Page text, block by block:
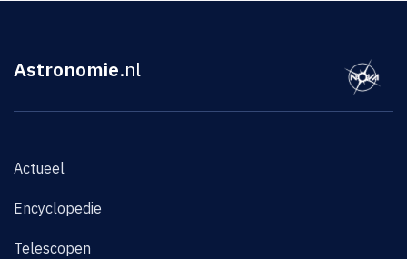
Astronomie.nl
Actueel
Encyclopedie
Telescopen